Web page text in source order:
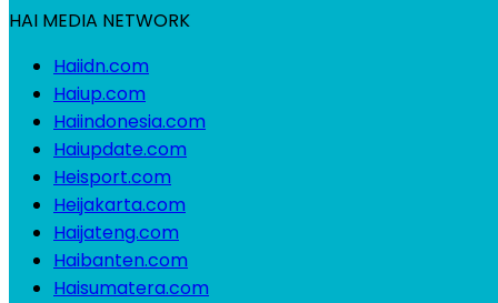
HAI MEDIA NETWORK
Haiidn.com
Haiup.com
Haiindonesia.com
Haiupdate.com
Heisport.com
Heijakarta.com
Haijateng.com
Haibanten.com
Haisumatera.com